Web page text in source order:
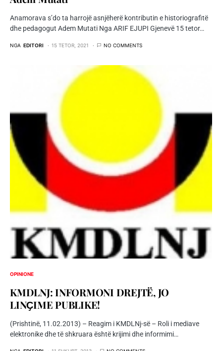
Anamorava s’do ta harrojë asnjëherë kontributin e historiografitë
dhe pedagogut Adem Mutati Nga ARIF EJUPI Gjenevë 15 tetor…
NGA EDITORI 15 TETOR, 2021 NO COMMENTS
OPINIONE
KMDLNJ: INFORMONI DREJTË, JO
LINҪIME PUBLIKE!
(Prishtinë, 11.02.2013) – Reagim i KMDLNj-së – Roli i mediave
elektronike dhe të shkruara është krijimi dhe informimi…